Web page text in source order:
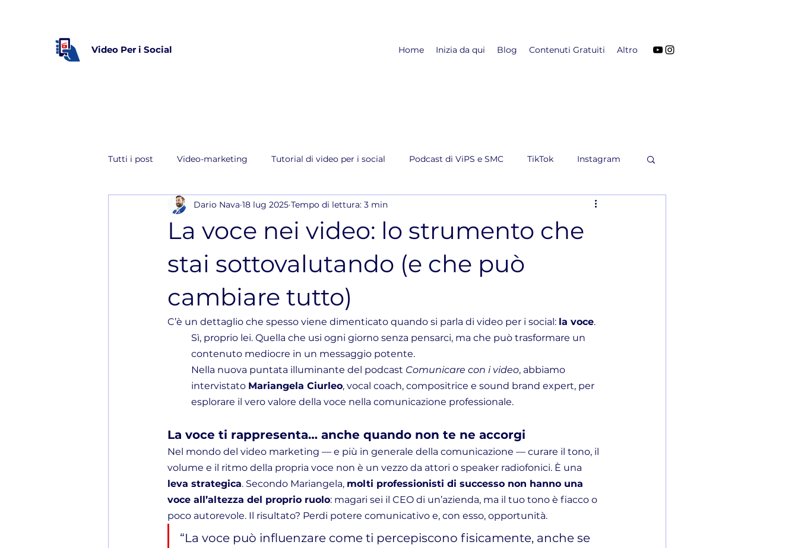
Video Per i Social Home Inizia da qui Blog Contenuti Gratuiti Altro
Tutti i post Video-marketing Tutorial di video per i social Podcast di ViPS e SMC TikTok Instagram
La voce nei video: lo strumento che
stai sottovalutando (e che può
cambiare tutto)
Dario Nava 18 lug 2025 Tempo di lettura: 3 min
C’è un dettaglio che spesso viene dimenticato quando si parla di video per i social: la voce.
Sì, proprio lei. Quella che usi ogni giorno senza pensarci, ma che può trasformare un
contenuto mediocre in un messaggio potente.
Nella nuova puntata illuminante del podcast Comunicare con i video, abbiamo
intervistato Mariangela Ciurleo, vocal coach, compositrice e sound brand expert, per
esplorare il vero valore della voce nella comunicazione professionale.
La voce ti rappresenta… anche quando non te ne accorgi
Nel mondo del video marketing — e più in generale della comunicazione — curare il tono, il
volume e il ritmo della propria voce non è un vezzo da attori o speaker radiofonici. È una
leva strategica. Secondo Mariangela, molti professionisti di successo non hanno una
voce all’altezza del proprio ruolo: magari sei il CEO di un’azienda, ma il tuo tono è fiacco o
poco autorevole. Il risultato? Perdi potere comunicativo e, con esso, opportunità.
“La voce può influenzare come ti percepiscono fisicamente, anche se